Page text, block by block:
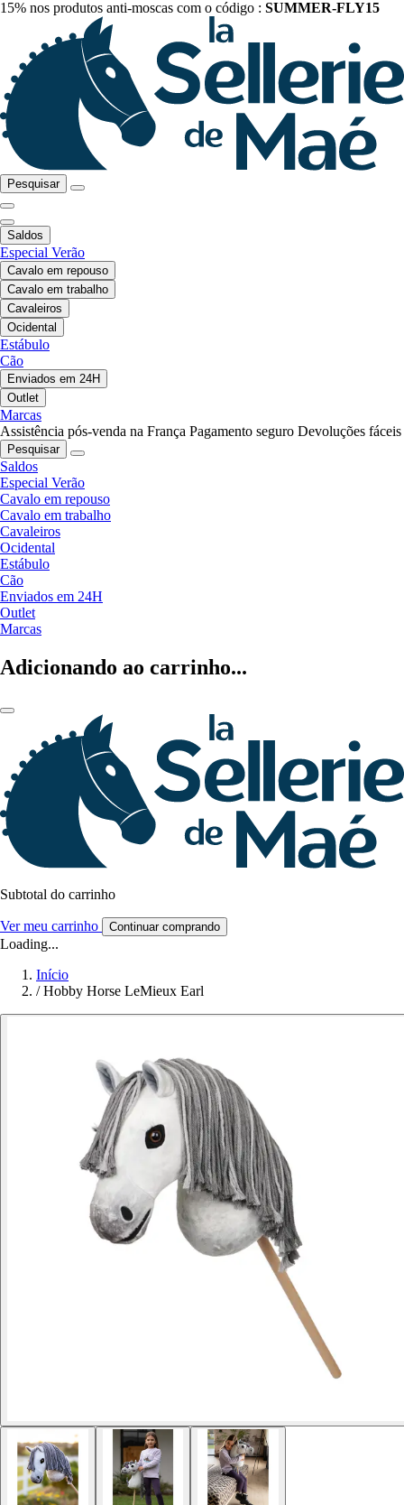
15% nos produtos anti-moscas com o código : SUMMER-FLY15
Pesquisar
Saldos
Especial Verão
Cavalo em repouso
Cavalo em trabalho
Cavaleiros
Ocidental
Estábulo
Cão
Enviados em 24H
Outlet
Marcas
Assistência pós-venda na França Pagamento seguro Devoluções fáceis
Pesquisar
Saldos
Especial Verão
Cavalo em repouso
Cavalo em trabalho
Cavaleiros
Ocidental
Estábulo
Cão
Enviados em 24H
Outlet
Marcas
Adicionando ao carrinho...
Subtotal do carrinho
Ver meu carrinho Continuar comprando
Loading...
Início
/ Hobby Horse LeMieux Earl